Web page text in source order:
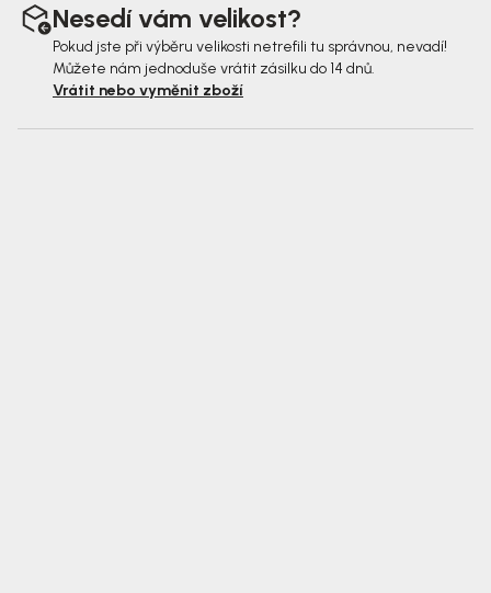
Nesedí vám velikost?
Pokud jste při výběru velikosti netrefili tu správnou, nevadí!
Můžete nám jednoduše vrátit zásilku do 14 dnů.
Vrátit nebo vyměnit zboží